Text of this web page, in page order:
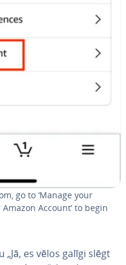
go to ‘Manage your
Account’ to begin
es vēlos galīgi slēgt